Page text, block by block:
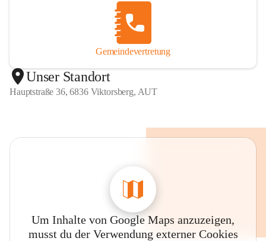
Gemeindevertretung
Unser Standort
Hauptstraße 36, 6836 Viktorsberg, AUT
Um Inhalte von Google Maps anzuzeigen,
musst du der Verwendung externer Cookies